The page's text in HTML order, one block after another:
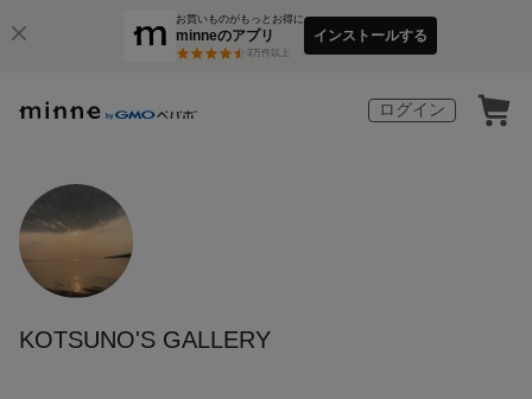
お買いものがもっとお得に
minneのアプリ
3万件以上
インストールする
ログイン
KOTSUNO'S GALLERY